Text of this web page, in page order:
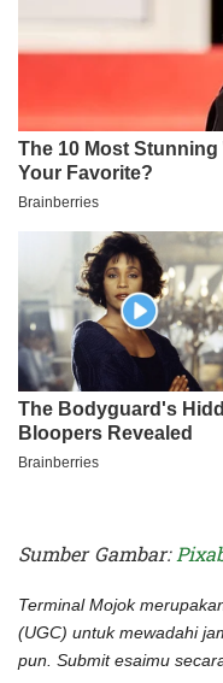
Sumber Gambar:
Terminal Mojok
(UGC) untuk mewadahi
pun. Submit esaimu